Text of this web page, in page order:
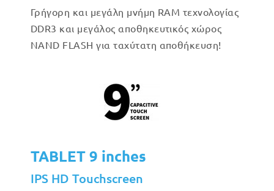
Γρήγορη και μεγάλη μνήμη RAM τεχνολογίας
DDR3 και μεγάλος αποθηκευτικός χώρος
NAND FLASH για ταχύτατη αποθήκευση!
TABLET 9 inches
IPS HD Touchscreen